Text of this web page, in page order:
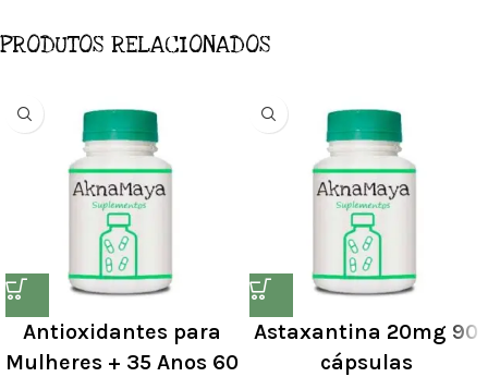
PRODUTOS RELACIONADOS
Antioxidantes para
Mulheres + 35 Anos 60
Astaxantina 20mg 90
cápsulas